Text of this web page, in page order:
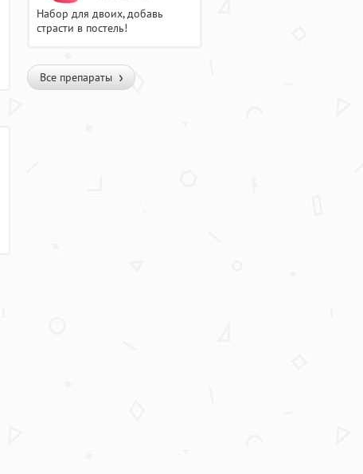
Набор для двоих, добавь
страсти в постель!
Все препараты